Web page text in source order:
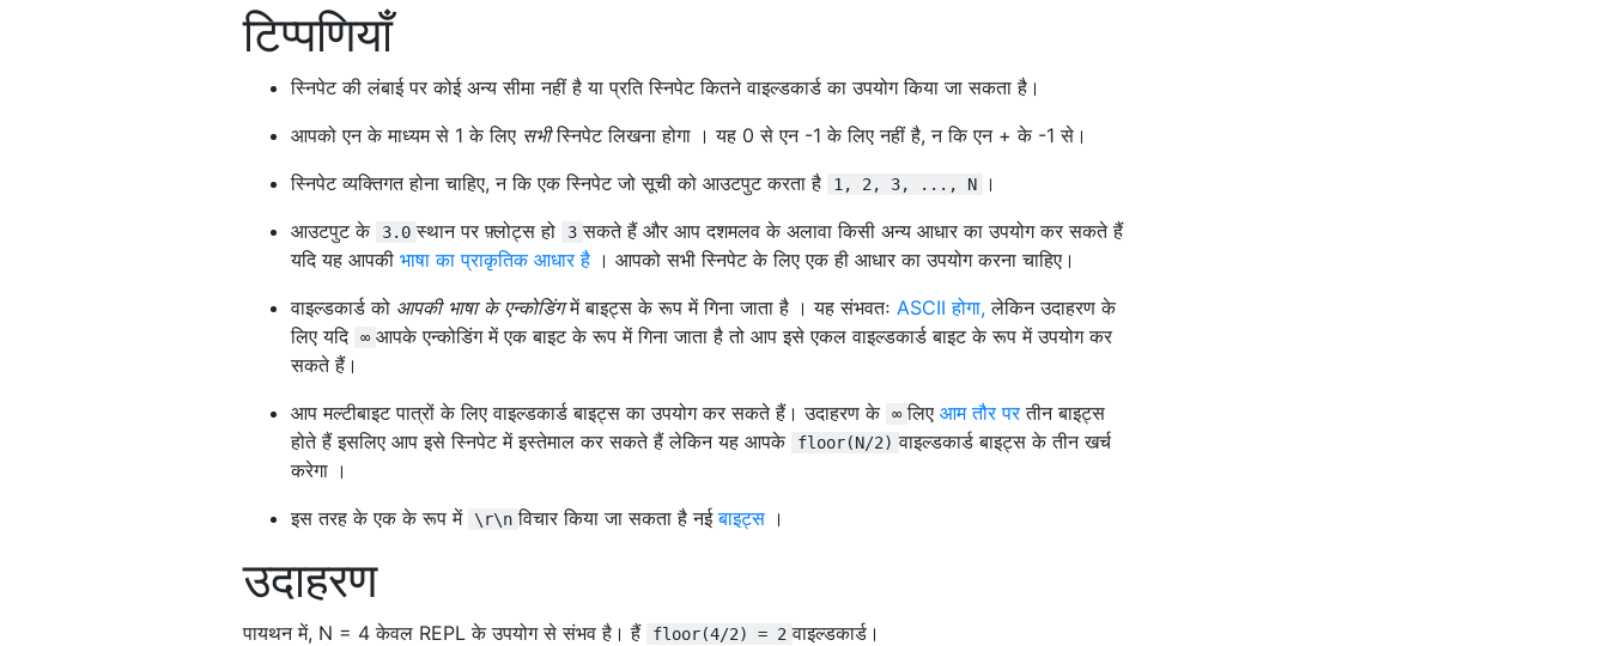
टिप्पणियाँ
स्निपेट की लंबाई पर कोई अन्य सीमा नहीं है या प्रति स्निपेट कितने वाइल्डकार्ड का उपयोग किया जा सकता है।
आपको एन के माध्यम से 1 के लिए सभीस्निपेट लिखना होगा । यह 0 से एन -1 के लिए नहीं है, न कि एन + के -1 से।
स्निपेट व्यक्तिगत होना चाहिए, न कि एक स्निपेट जो सूची को आउटपुट करता है
1, 2, 3, ..., N
।
आउटपुट के
3.0 स्थान पर फ़्लोट्स हो 3 सकते हैं और आप दशमलव के अलावा किसी अन्य आधार का उपयोग कर सकते हैं
यदि यह आपकी भाषा का प्राकृतिक आधार है । आपको सभी स्निपेट के लिए एक ही आधार का उपयोग करना चाहिए।
वाइल्डकार्ड को आपकी भाषा के एन्कोडिंगमें बाइट्स के रूप में गिना जाता है । यह संभवतः ASCII होगा, लेकिन उदाहरण के
लिए यदि ∞ आपके एन्कोडिंग में एक बाइट के रूप में गिना जाता है तो आप इसे एकल वाइल्डकार्ड बाइट के रूप में उपयोग कर
सकते हैं।
आप मल्टीबाइट पात्रों के लिए वाइल्डकार्ड बाइट्स का उपयोग कर सकते हैं। उदाहरण के ∞ लिए आम तौर परतीन बाइट्स
होते हैं इसलिए आप इसे स्निपेट में इस्तेमाल कर सकते हैं लेकिन यह आपके
floor(N/2) वाइल्डकार्ड बाइट्स के तीन खर्च
करेगा ।
इस तरह के एक के रूप में
\r\n विचार किया जा सकता है नईबाइट्स ।
उदाहरण
पायथन में, N = 4 केवल REPL के उपयोग से संभव है। हैं floor(4/2) = 2 वाइल्डकार्ड।